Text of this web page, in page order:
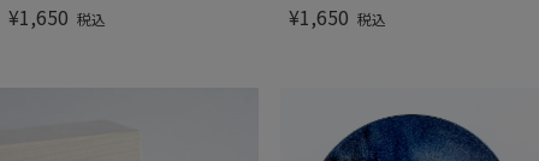
¥1,650 税込 ¥1,650 税込